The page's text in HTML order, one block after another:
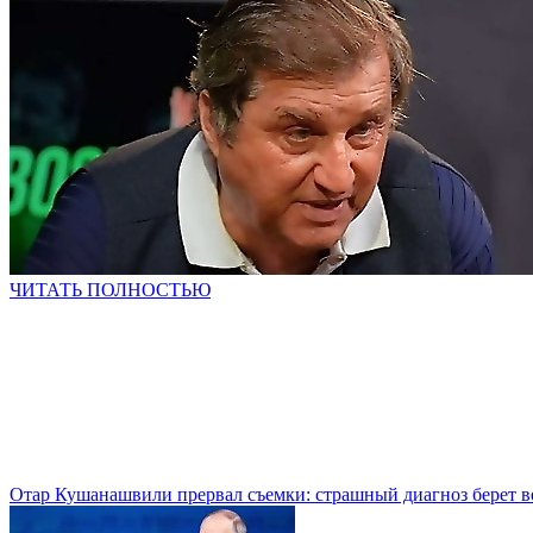
ЧИТАТЬ ПОЛНОСТЬЮ
Отар Кушанашвили прервал съемки: страшный диагноз берет